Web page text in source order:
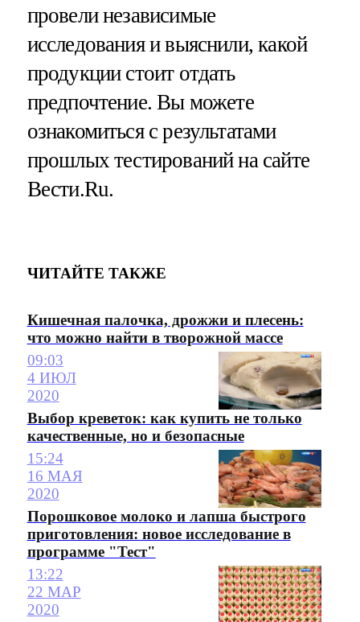
провели независимые
исследования и выяснили, какой
продукции стоит отдать
предпочтение. Вы можете
ознакомиться с результатами
прошлых тестирований на сайте
Вести.Ru.
ЧИТАЙТЕ ТАКЖЕ
Кишечная палочка, дрожжи и плесень:
что можно найти в творожной массе
09:03
4 ИЮЛ
2020
Выбор креветок: как купить не только
качественные, но и безопасные
15:24
16 МАЯ
2020
Порошковое молоко и лапша быстрого
приготовления: новое исследование в
программе "Тест"
13:22
22 МАР
2020